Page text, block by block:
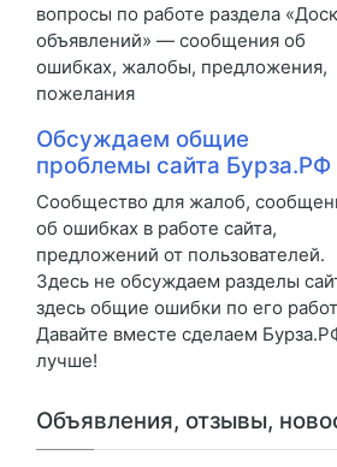
вопросы по работе раздела
объявлений» — сообщения об
ошибках, жалобы, предложения,
пожелания
Обсуждаем общие
проблемы сайта Бурза.РФ
Сообщество для жалоб,
об ошибках в работе сайта,
предложений от пользователей.
Здесь не обсуждаем разделы
здесь общие ошибки по его
Давайте вместе сделаем
лучше!
Объявления, отзывы,